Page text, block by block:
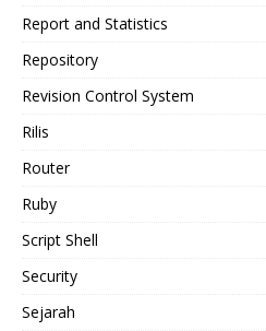
Report and Statistics
Repository
Revision Control System
Rilis
Router
Ruby
Script Shell
Security
Sejarah